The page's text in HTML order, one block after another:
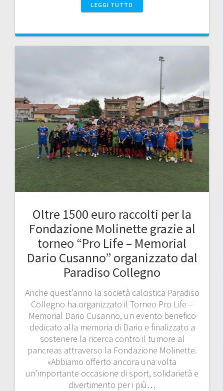
LEGGI TUTTO
Oltre 1500 euro raccolti per la
Fondazione Molinette grazie al
torneo “Pro Life – Memorial
Dario Cusanno” organizzato dal
Paradiso Collegno
Anche quest’anno la società calcistica Paradiso
Collegno ha organizzato il Torneo Pro Life –
Memorial Dario Cusanno, un evento benefico
dedicato alla memoria di Dario e finalizzato a
sostenere la ricerca contro il tumore al
pancreas attraverso la Fondazione Molinette.
«Abbiamo offerto ancora una volta
un’importante occasione di sport, solidarietà e
divertimento per i più…